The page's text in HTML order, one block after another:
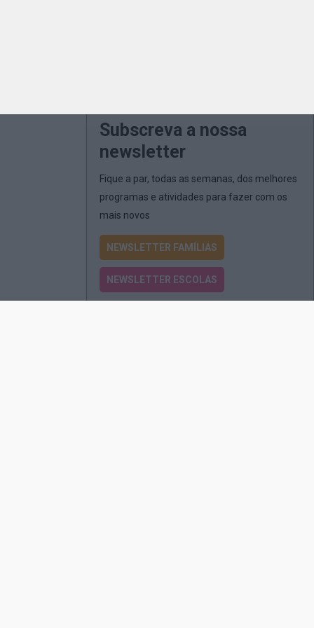
Subscreva a nossa
newsletter
Fique a par, todas as semanas, dos melhores
programas e atividades para fazer com os
mais novos
NEWSLETTER FAMÍLIAS
NEWSLETTER ESCOLAS